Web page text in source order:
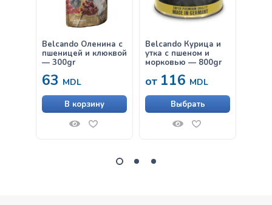
Belcando Оленина с
пшеницей и клюквой
— 300gr
63 MDL
В корзину
Belcando Курица и
утка с пшеном и
морковью — 800gr
от 116 MDL
Выбрать